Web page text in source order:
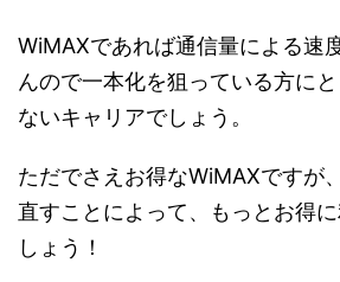
WiMAXであれば通信量による速
んので一本化を狙っている方に
ないキャリアでしょう。
ただでさえお得なWiMAXですが
直すことによって、もっとお得
しょう！